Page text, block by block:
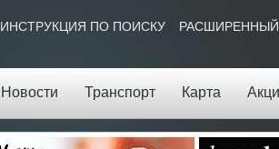
Новости Транспорт Карта
ИНСТРУКЦИЯ ПО ПОИСКУ